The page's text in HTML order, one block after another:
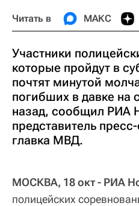
Читать в МАКС
Участники
которые пройдут в
почтят минутой
погибших в давке на
назад, сообщил РИА
представитель
главка МВД.
МОСКВА, 18 окт - РИА
полицейских